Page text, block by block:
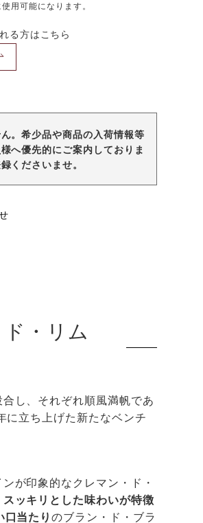
用可能になります。
る方はこちら
。希少品や商品の入荷情報等
へ優先的にご案内しておりま
くださいませ。
・リム
し、それぞれ順風満帆であ
に立ち上げた新たなベンチ
が印象的なクレマン・ド・
ッキリとした味わいが特徴
口当たりのブラン・ド・ブラ